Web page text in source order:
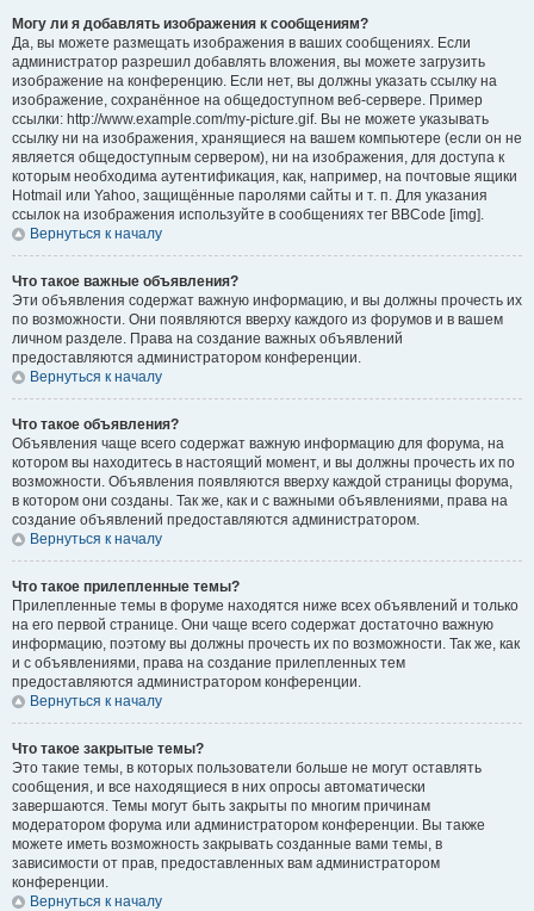
Могу ли я добавлять изображения к сообщениям?
Да, вы можете размещать изображения в ваших сообщениях. Если
администратор разрешил добавлять вложения, вы можете загрузить
изображение на конференцию. Если нет, вы должны указать ссылку на
изображение, сохранённое на общедоступном веб-сервере. Пример
ссылки: http://www.example.com/my-picture.gif. Вы не можете указывать
ссылку ни на изображения, хранящиеся на вашем компьютере (если он не
является общедоступным сервером), ни на изображения, для доступа к
которым необходима аутентификация, как, например, на почтовые ящики
Hotmail или Yahoo, защищённые паролями сайты и т. п. Для указания
ссылок на изображения используйте в сообщениях тег BBCode [img].
Вернуться к началу
Что такое важные объявления?
Эти объявления содержат важную информацию, и вы должны прочесть их
по возможности. Они появляются вверху каждого из форумов и в вашем
личном разделе. Права на создание важных объявлений
предоставляются администратором конференции.
Вернуться к началу
Что такое объявления?
Объявления чаще всего содержат важную информацию для форума, на
котором вы находитесь в настоящий момент, и вы должны прочесть их по
возможности. Объявления появляются вверху каждой страницы форума,
в котором они созданы. Так же, как и с важными объявлениями, права на
создание объявлений предоставляются администратором.
Вернуться к началу
Что такое прилепленные темы?
Прилепленные темы в форуме находятся ниже всех объявлений и только
на его первой странице. Они чаще всего содержат достаточно важную
информацию, поэтому вы должны прочесть их по возможности. Так же, как
и с объявлениями, права на создание прилепленных тем
предоставляются администратором конференции.
Вернуться к началу
Что такое закрытые темы?
Это такие темы, в которых пользователи больше не могут оставлять
сообщения, и все находящиеся в них опросы автоматически
завершаются. Темы могут быть закрыты по многим причинам
модератором форума или администратором конференции. Вы также
можете иметь возможность закрывать созданные вами темы, в
зависимости от прав, предоставленных вам администратором
конференции.
Вернуться к началу